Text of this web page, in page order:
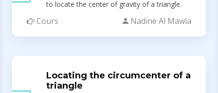
to locate the center of gravity of a triangle.
Cours Nadine Al Mawla
Locating the circumcenter of a
triangle